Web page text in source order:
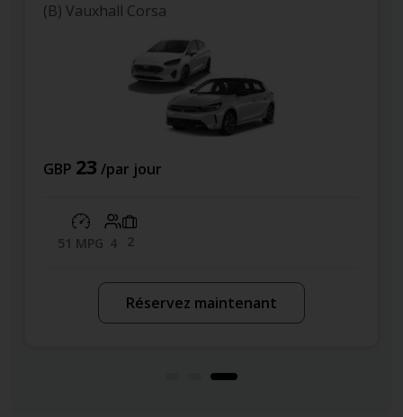
(B) Vauxhall Corsa
23/par jour
51 MPG 4 2
Réservez maintenant